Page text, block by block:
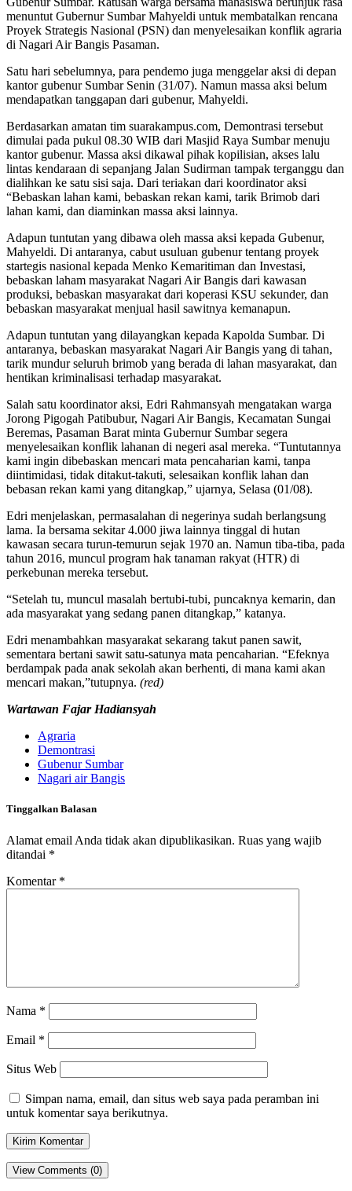
menuntut Gubernur Sumbar Mahyeldi untuk membatalkan rencana
Proyek Strategis Nasional (PSN) dan menyelesaikan konflik agraria
di Nagari Air Bangis Pasaman.
Satu hari sebelumnya, para pendemo juga menggelar aksi di depan
kantor gubenur Sumbar Senin (31/07). Namun massa aksi belum
mendapatkan tanggapan dari gubenur, Mahyeldi.
Berdasarkan amatan tim suarakampus.com, Demontrasi tersebut
dimulai pada pukul 08.30 WIB dari Masjid Raya Sumbar menuju
kantor gubenur. Massa aksi dikawal pihak kopilisian, akses lalu
lintas kendaraan di sepanjang Jalan Sudirman tampak terganggu dan
dialihkan ke satu sisi saja. Dari teriakan dari koordinator aksi
“Bebaskan lahan kami, bebaskan rekan kami, tarik Brimob dari
lahan kami, dan diaminkan massa aksi lainnya.
Adapun tuntutan yang dibawa oleh massa aksi kepada Gubenur,
Mahyeldi. Di antaranya, cabut usuluan gubenur tentang proyek
startegis nasional kepada Menko Kemaritiman dan Investasi,
bebaskan laham masyarakat Nagari Air Bangis dari kawasan
produksi, bebaskan masyarakat dari koperasi KSU sekunder, dan
bebaskan masyarakat menjual hasil sawitnya kemanapun.
Adapun tuntutan yang dilayangkan kepada Kapolda Sumbar. Di
antaranya, bebaskan masyarakat Nagari Air Bangis yang di tahan,
tarik mundur seluruh brimob yang berada di lahan masyarakat, dan
hentikan kriminalisasi terhadap masyarakat.
Salah satu koordinator aksi, Edri Rahmansyah mengatakan warga
Jorong Pigogah Patibubur, Nagari Air Bangis, Kecamatan Sungai
Beremas, Pasaman Barat minta Gubernur Sumbar segera
menyelesaikan konflik lahanan di negeri asal mereka. “Tuntutannya
kami ingin dibebaskan mencari mata pencaharian kami, tanpa
diintimidasi, tidak ditakut-takuti, selesaikan konflik lahan dan
bebasan rekan kami yang ditangkap,” ujarnya, Selasa (01/08).
Edri menjelaskan, permasalahan di negerinya sudah berlangsung
lama. Ia bersama sekitar 4.000 jiwa lainnya tinggal di hutan
kawasan secara turun-temurun sejak 1970 an. Namun tiba-tiba, pada
tahun 2016, muncul program hak tanaman rakyat (HTR) di
perkebunan mereka tersebut.
“Setelah tu, muncul masalah bertubi-tubi, puncaknya kemarin, dan
ada masyarakat yang sedang panen ditangkap,” katanya.
Edri menambahkan masyarakat sekarang takut panen sawit,
sementara bertani sawit satu-satunya mata pencaharian. “Efeknya
berdampak pada anak sekolah akan berhenti, di mana kami akan
mencari makan,”tutupnya. (red)
Wartawan Fajar Hadiansyah
Agraria
Demontrasi
Gubenur Sumbar
Nagari air Bangis
Tinggalkan Balasan
Alamat email Anda tidak akan dipublikasikan. Ruas yang wajib
ditandai *
Komentar *
Nama *
Email *
Situs Web
Simpan nama, email, dan situs web saya pada peramban ini
untuk komentar saya berikutnya.
View Comments (0)